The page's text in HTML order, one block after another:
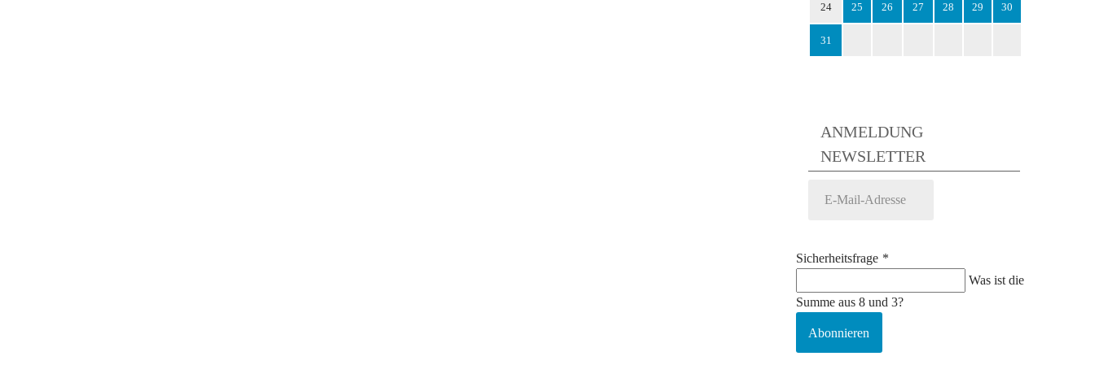
24 25 26 27 28 29 30
31
ANMELDUNG
NEWSLETTER
Sicherheitsfrage *
Was ist die
Summe aus 8 und 3?
Abonnieren